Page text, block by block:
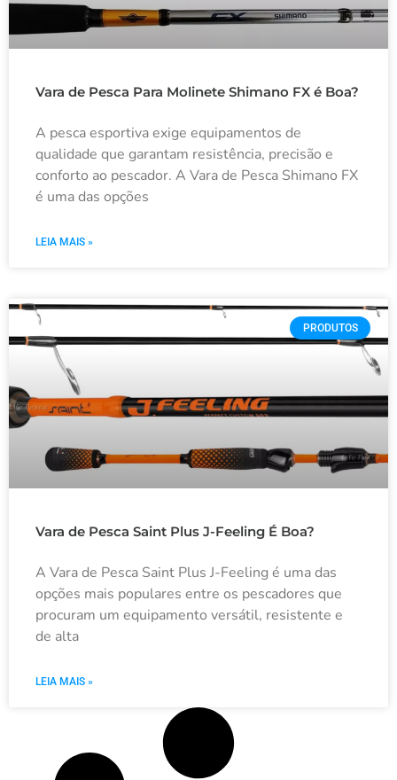
Vara de Pesca Para Molinete Shimano FX é Boa?
A pesca esportiva exige equipamentos de
qualidade que garantam resistência, precisão e
conforto ao pescador. A Vara de Pesca Shimano FX
é uma das opções
LEIA MAIS »
PRODUTOS
Vara de Pesca Saint Plus J-Feeling É Boa?
A Vara de Pesca Saint Plus J-Feeling é uma das
opções mais populares entre os pescadores que
procuram um equipamento versátil, resistente e
de alta
LEIA MAIS »